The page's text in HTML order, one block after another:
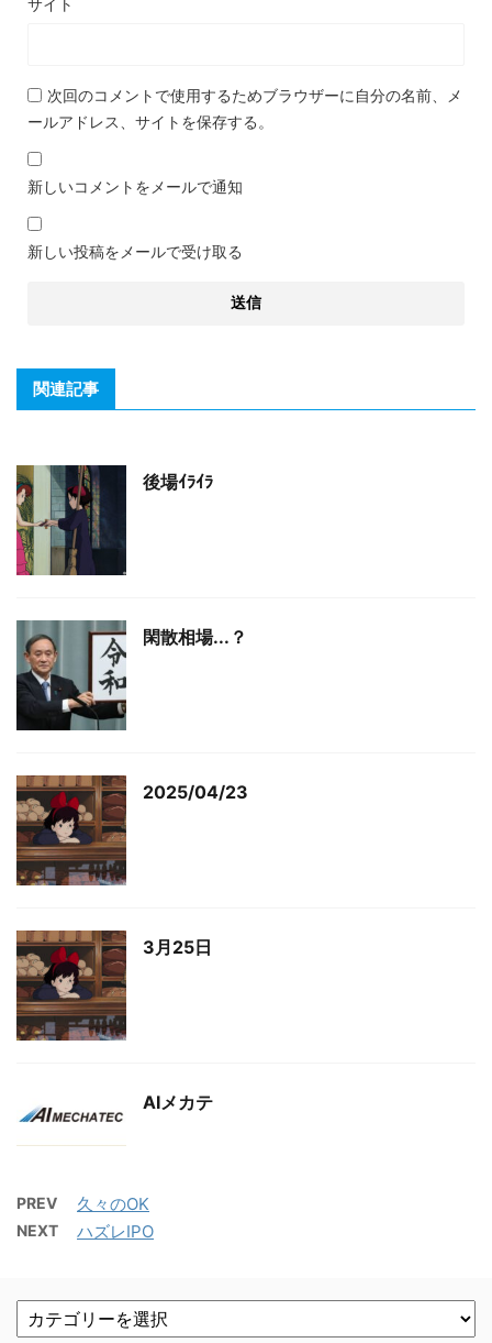
次回のコメントで使用するためブラウザーに自分の名前、メ
ールアドレス、サイトを保存する。
新しいコメントをメールで通知
新しい投稿をメールで受け取る
関連記事
後場ｲﾗｲﾗ
閑散相場...？
2025/04/23
3月25日
AIメカテ
PREV 久々のOK
NEXT ハズレIPO